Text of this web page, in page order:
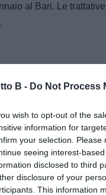
B - Do Not Process
wish to opt-out of the
information for
your selection.
seeing interest-
disclosed to third
disclosure of your
This information
al Bari. Le